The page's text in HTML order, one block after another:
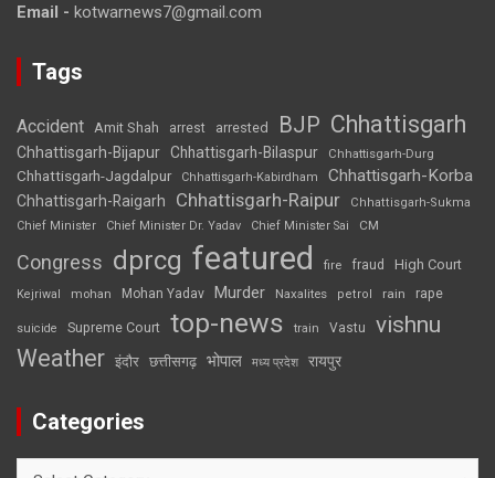
Email - kotwarnews7@gmail.com
Tags
Accident Amit Shah arrest arrested BJP Chhattisgarh
Chhattisgarh-Bijapur Chhattisgarh-Bilaspur Chhattisgarh-Durg
Chhattisgarh-Jagdalpur Chhattisgarh-Kabirdham Chhattisgarh-Korba
Chhattisgarh-Raigarh Chhattisgarh-Raipur
Chhattisgarh-Sukma
Chief Minister
Chief Minister Dr. Yadav Chief Minister Sai CM
Congress dprcg featured fire fraud High Court
Kejriwal mohan Mohan Yadav Murder Naxalites petrol rain rape
suicide Supreme Court top-news train Vastu vishnu
Weather इंदौर छत्तीसगढ़ भोपाल मध्य प्रदेश रायपुर
Categories